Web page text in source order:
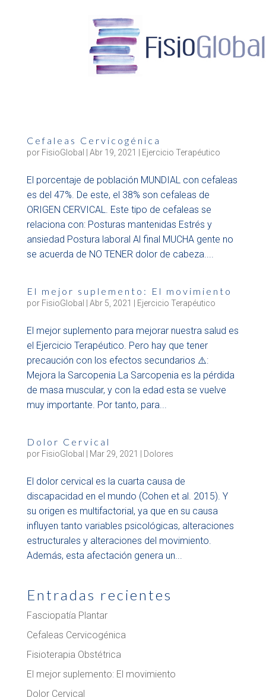
Cefaleas Cervicogénica
por FisioGlobal Abr 19, 2021 Ejercicio Terapéutico
El porcentaje de población MUNDIAL con cefaleas
es del 47%. De este, el 38% son cefaleas de
ORIGEN CERVICAL. Este tipo de cefaleas se
relaciona con: Posturas mantenidas Estrés y
ansiedad Postura laboral Al final MUCHA gente no
se acuerda de NO TENER dolor de cabeza....
El mejor suplemento: El movimiento
por FisioGlobal Abr 5, 2021 Ejercicio Terapéutico
El mejor suplemento para mejorar nuestra salud es
el Ejercicio Terapéutico. Pero hay que tener
precaución con los efectos secundarios ⚠️:
Mejora la Sarcopenia La Sarcopenia es la pérdida
de masa muscular, y con la edad esta se vuelve
muy importante. Por tanto, para...
Dolor Cervical
por FisioGlobal Mar 29, 2021 Dolores
El dolor cervical es la cuarta causa de
discapacidad en el mundo (Cohen et al. 2015). Y
su origen es multifactorial, ya que en su causa
influyen tanto variables psicológicas, alteraciones
estructurales y alteraciones del movimiento.
Además, esta afectación genera un...
Entradas recientes
Fasciopatía Plantar
Cefaleas Cervicogénica
Fisioterapia Obstétrica
El mejor suplemento: El movimiento
Dolor Cervical